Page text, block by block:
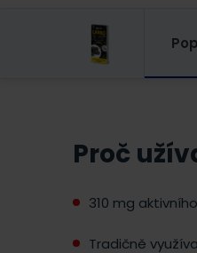
Proč
310 mg
Tradičně